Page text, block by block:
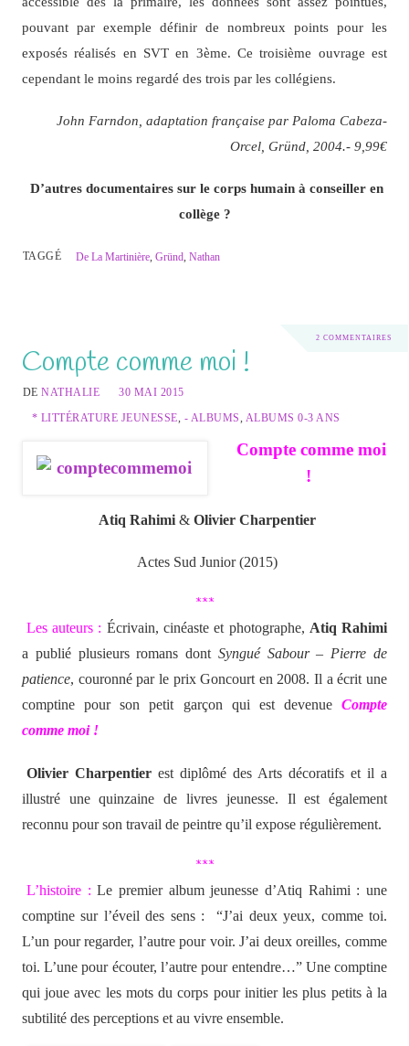
pouvant par exemple définir de nombreux points pour les
exposés réalisés en SVT en 3ème. Ce troisième ouvrage est
cependant le moins regardé des trois par les collégiens.
John Farndon, adaptation française par Paloma Cabeza-
Orcel, Gründ, 2004.- 9,99€
D’autres documentaires sur le corps humain à conseiller en
collège ?
TAGGÉ De La Martinière ,Gründ ,Nathan
2 COMMENTAIRES
Compte comme moi !
DENATHALIE
30 MAI 2015
* LITTÉRATURE JEUNESSE, - ALBUMS, ALBUMS 0-3 ANS
Compte comme moi
!
Atiq Rahimi &Olivier Charpentier
Actes Sud Junior (2015)
***
Les auteurs : Écrivain, cinéaste et photographe, Atiq Rahimi
a publié plusieurs romans dont Syngué Sabour – Pierre de
patience, couronné par le prix Goncourt en 2008. Il a écrit une
comptine pour son petit garçon qui est devenueCompte
comme moi !
Olivier Charpentierest diplômé des Arts décoratifs et il a
illustré une quinzaine de livres jeunesse. Il est également
reconnu pour son travail de peintre qu’il expose régulièrement.
***
L’histoire : Le premier album jeunesse d’Atiq Rahimi : une
comptine sur l’éveil des sens : “J’ai deux yeux, comme toi.
L’un pour regarder, l’autre pour voir. J’ai deux oreilles, comme
toi. L’une pour écouter, l’autre pour entendre…” Une comptine
qui joue avec les mots du corps pour initier les plus petits à la
subtilité des perceptions et au vivre ensemble.